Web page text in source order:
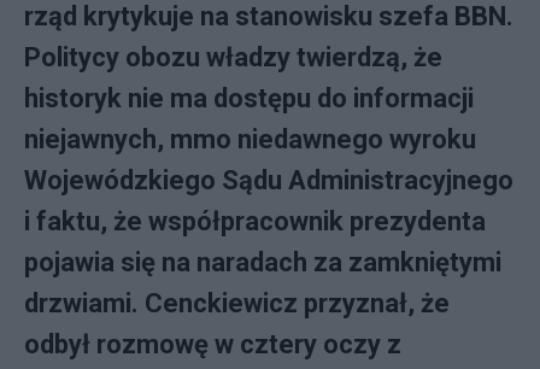
rząd krytykuje na stanowisku szefa BBN.
Politycy obozu władzy twierdzą, że
historyk nie ma dostępu do informacji
niejawnych, mmo niedawnego wyroku
Wojewódzkiego Sądu Administracyjnego
i faktu, że współpracownik prezydenta
pojawia się na naradach za zamkniętymi
drzwiami. Cenckiewicz przyznał, że
odbył rozmowę w cztery oczy z